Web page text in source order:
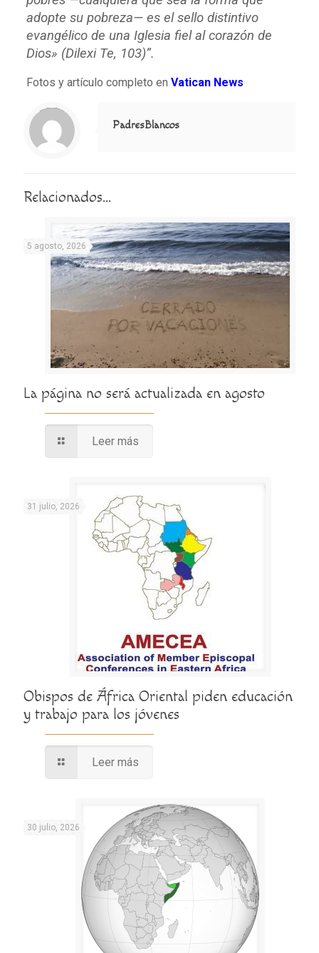
adopte su pobreza— es el sello distintivo
evangélico de una Iglesia fiel al corazón de
Dios» (Dilexi Te, 103)”.
Fotos y artículo completo en Vatican News
Notice
: Trying to access array offset on value of type null in
/home/misioner/public_html/padresblancos/themes/betheme/includes/content-single.php
on line
286
PadresBlancos
Relacionados...
5 agosto, 2026
La página no será actualizada en agosto
Leer más
31 julio, 2026
Obispos de África Oriental piden educación
y trabajo para los jóvenes
Leer más
30 julio, 2026